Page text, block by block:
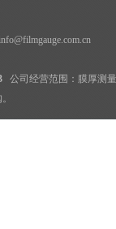
公司经营范围： 膜厚测